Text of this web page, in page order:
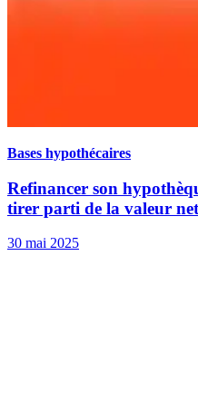
Bases hypothécaires
Refinancer son
tirer parti de la valeur
30 mai 2025